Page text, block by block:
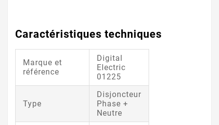
Caractéristiques techniques
Marque et
référence
Digital
Electric
01225
Type
Disjoncteur
Phase +
Neutre